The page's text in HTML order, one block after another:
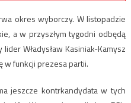
okres wyborczy. W listopadzie
a w przyszłym tygodni odbędą
Władysław Kasiniak-Kamysz
w funkcji prezesa partii.
jeszcze kontrkandydata w tych